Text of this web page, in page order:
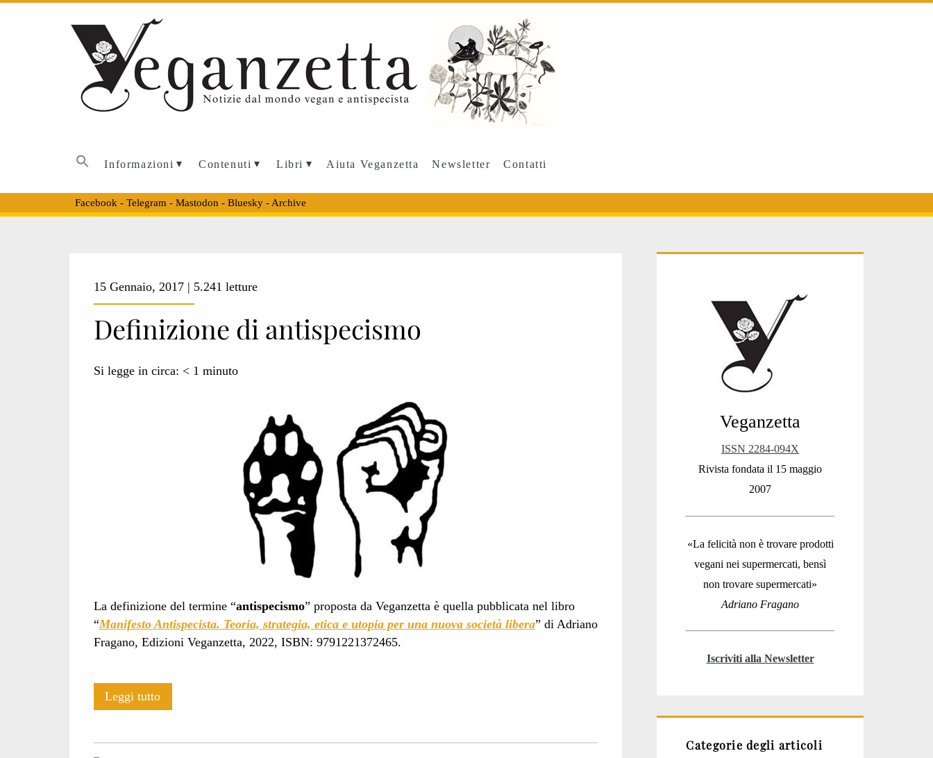
Informazioni Contenuti Libri Aiuta Veganzetta Newsletter Contatti
Facebook - Telegram - Mastodon - Bluesky- Archive
<span>cos’è
l’antispecismo</span>
15 Gennaio, 2017 | 5.241 letture
Definizione di antispecismo
Si legge in circa: < 1 minuto
La definizione del termine “antispecismo” proposta da Veganzetta è quella pubblicata nel libro
“Manifesto Antispecista. Teoria, strategia, etica e utopia per una nuova società libera” di Adriano
Fragano, Edizioni Veganzetta, 2022, ISBN: 9791221372465.
Leggi tuttoDefinizione
Sidebar
Veganzetta
ISSN 2284-094X
Rivista fondata il 15 maggio
2007
«La felicità non è trovare prodotti
vegani nei supermercati, bensì
non trovare supermercati»
Adriano Fragano
Iscriviti alla Newsletter
Categorie degli articoli